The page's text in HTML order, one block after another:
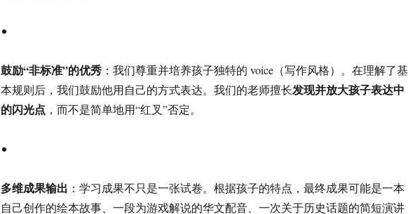
鼓励“非标准”的优秀 ：我们尊重并培养孩子独特的 voice（写作风格）。在理解了基
本规则后，我们鼓励他用自己的方式表达。我们的老师擅长发现并放大孩子表达中
的闪光点 ，而不是简单地用“红叉”否定。
多维成果输出 ：学习成果不只是一张试卷。根据孩子的特点，最终成果可能是一本
自己创作的绘本故事、一段为游戏解说的华文配音、一次关于历史话题的简短演讲